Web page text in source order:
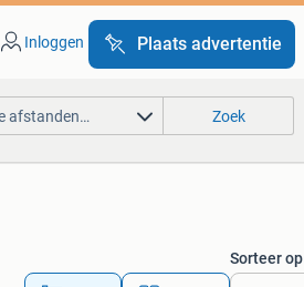
Inloggen Plaats advertentie
afstanden… Zoek
Sorteer op